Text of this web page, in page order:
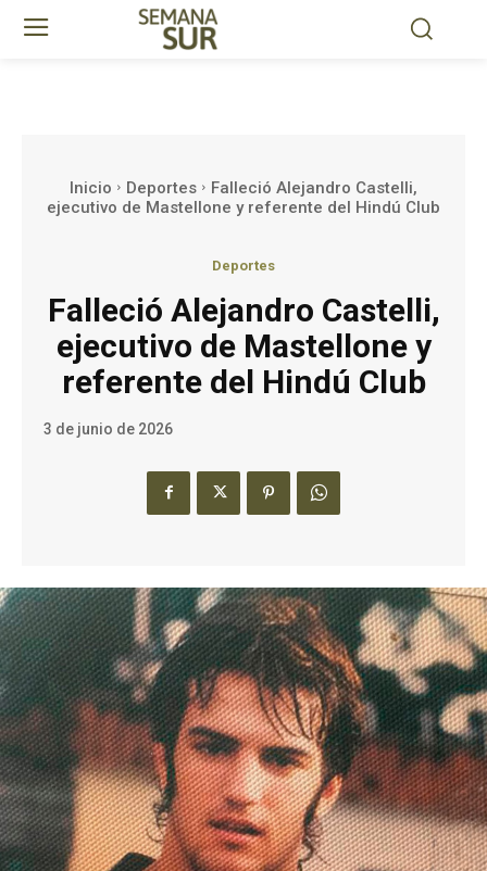
Inicio Deportes
Falleció Alejandro Castelli,
ejecutivo de Mastellone y referente del Hindú Club
Deportes
Falleció Alejandro Castelli,
ejecutivo de Mastellone y
referente del Hindú Club
3 de junio de 2026